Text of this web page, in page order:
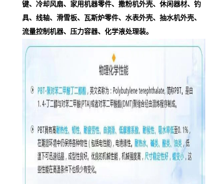
键、冷却风扇、家用机器零件、撒粉机外壳、休闲器材、钓
具、线轴、滑雪板、瓦斯炉零件、水表外壳、抽水机外壳、
流量控制机器、压力容器、化学液处理装。